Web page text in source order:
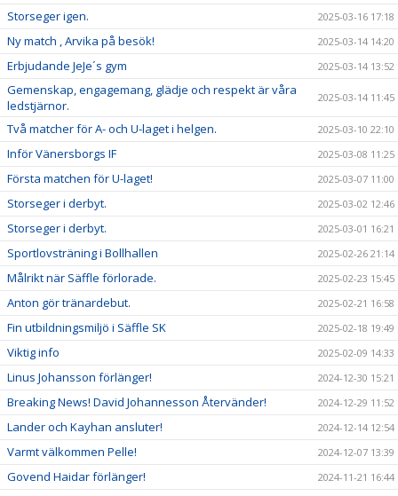
Storseger igen. 2025-03-16 17:18
Ny match , Arvika på besök! 2025-03-14 14:20
Erbjudande JeJe´s gym 2025-03-14 13:52
Gemenskap, engagemang, glädje och respekt är våra
ledstjärnor.
2025-03-14 11:45
Två matcher för A- och U-laget i helgen. 2025-03-10 22:10
Inför Vänersborgs IF 2025-03-08 11:25
Första matchen för U-laget! 2025-03-07 11:00
Storseger i derbyt. 2025-03-02 12:46
Storseger i derbyt. 2025-03-01 16:21
Sportlovsträning i Bollhallen 2025-02-26 21:14
Målrikt när Säffle förlorade. 2025-02-23 15:45
Anton gör tränardebut. 2025-02-21 16:58
Fin utbildningsmiljö i Säffle SK 2025-02-18 19:49
Viktig info 2025-02-09 14:33
Linus Johansson förlänger! 2024-12-30 15:21
Breaking News! David Johannesson Återvänder! 2024-12-29 11:52
Lander och Kayhan ansluter! 2024-12-14 12:54
Varmt välkommen Pelle! 2024-12-07 13:39
Govend Haidar förlänger! 2024-11-21 16:44